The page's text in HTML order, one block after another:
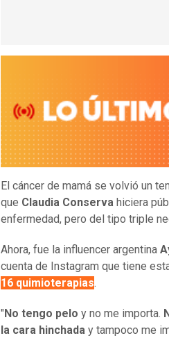
El cáncer de mamá se volvió un
que Claudia Conserva hiciera
enfermedad, pero del tipo triple
Ahora, fue la influencer argentina
cuenta de Instagram que tiene
16 quimioterapias.
" No tengo pelo y no me importa.
la cara hinchada y tampoco me